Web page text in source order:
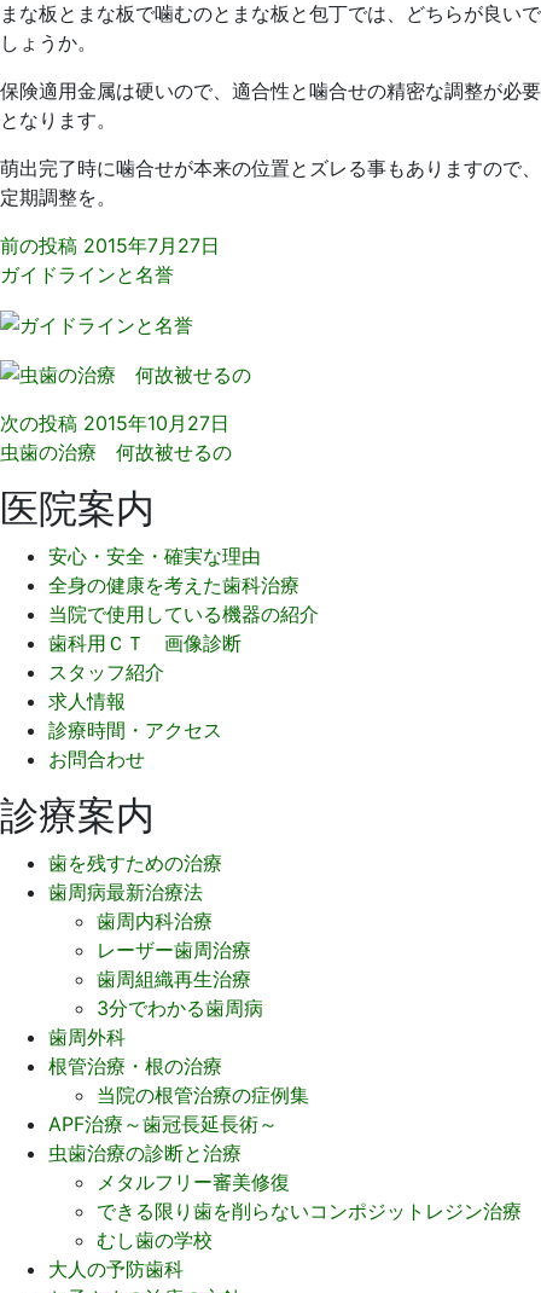
まな板とまな板で噛むのとまな板と包丁では、どちらが良いで
しょうか。
保険適用金属は硬いので、適合性と噛合せの精密な調整が必要
となります。
萌出完了時に噛合せが本来の位置とズレる事もありますので、
定期調整を。
前の投稿 2015年7月27日
ガイドラインと名誉
次の投稿 2015年10月27日
虫歯の治療 何故被せるの
医院案内
安心・安全・確実な理由
全身の健康を考えた歯科治療
当院で使用している機器の紹介
歯科用ＣＴ 画像診断
スタッフ紹介
求人情報
診療時間・アクセス
お問合わせ
診療案内
歯を残すための治療
歯周病最新治療法
歯周内科治療
レーザー歯周治療
歯周組織再生治療
3分でわかる歯周病
歯周外科
根管治療・根の治療
当院の根管治療の症例集
APF治療～歯冠長延長術～
虫歯治療の診断と治療
メタルフリー審美修復
できる限り歯を削らないコンポジットレジン治療
むし歯の学校
大人の予防歯科